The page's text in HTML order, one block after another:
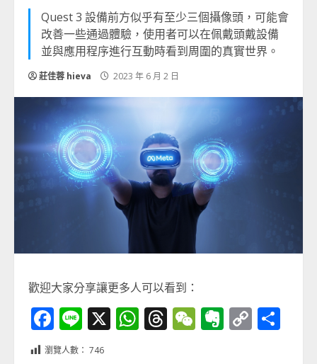
Quest 3 設備前方似乎有至少三個攝像頭，可能會
改善一些通過體驗，使用者可以在佩戴頭戴設備
並與應用程序進行互動時看到周圍的真實世界。
莊佳蓉 hieva 2023 年 6 月 2 日
歡迎大家分享讓更多人可以看到：
Facebook
Line
X WhatsApp
Threads
WeChat
Evernote
Copy
瀏覽人數： 746